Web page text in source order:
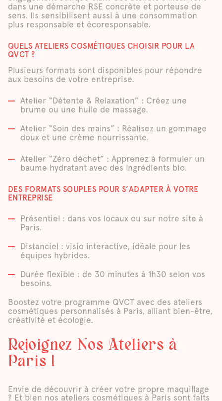
dans une démarche RSE concrète et porteuse de
sens. Ils sensibilisent aussi à une consommation
plus responsable et écoresponsable.
QUELS ATELIERS COSMÉTIQUES CHOISIR POUR LA
QVCT ?
Plusieurs formats sont disponibles pour répondre
aux besoins de votre entreprise.
Atelier “Détente & Relaxation” : Créez une
brume ou une huile de massage.
Atelier “Soin des mains” : Réalisez un gommage
doux et une crème nourrissante.
Atelier “Zéro déchet” : Apprenez à formuler un
baume hydratant avec des ingrédients bio.
DES FORMATS SOUPLES POUR S’ADAPTER À VOTRE
ENTREPRISE
Présentiel : dans vos locaux ou sur notre site à
Paris.
Distanciel : visio interactive, idéale pour les
équipes hybrides.
Durée flexible : de 30 minutes à 1h30 selon vos
besoins.
Boostez votre programme QVCT avec des ateliers
cosmétiques personnalisés à Paris, alliant bien-être,
créativité et écologie.
Rejoignez Nos Ateliers à
Paris !
Envie de découvrir à créer votre propre maquillage
? Et bien nos ateliers cosmétiques à Paris sont faits